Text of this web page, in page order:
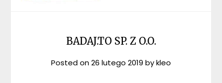
BADAJ.TO SP. Z O.O.
Posted on26 lutego 2019 bykleo